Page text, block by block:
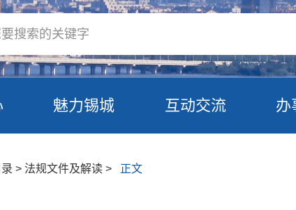
魅力锡城 互动交流 办
> 法规文件及解读 > 正文